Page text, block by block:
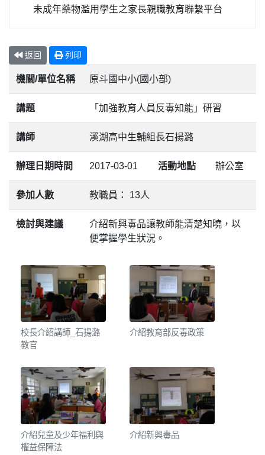
未成年藥物濫用學生之家長親職教育聯繫平台
返回 列印
機關/單位名稱 原斗國中小(國小部)
講題 「加強教育人員反毒知能」研習
講師 溪湖高中生輔組長石揚潞
辦理日期時間 2017-03-01 活動地點 辦公室
參加人數 教職員： 13人
檢討與建議
介紹新興毒品讓教師能清楚知曉，以
便掌握學生狀況。
校長介紹講師_石揚潞
教官
介紹教育部反毒政策
介紹兒童及少年福利與
權益保障法
介紹新興毒品